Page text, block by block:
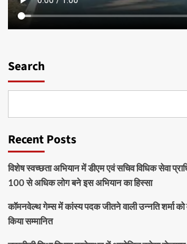
Search
Recent Posts
विशेष स्वच्छता अभियान में डीएम एवं सचिव विधिक सेवा
100 से अधिक लोग बने इस अभियान का हिस्सा
कॉमनवेल्थ गेम्स में कांस्य पदक जीतने वाली उन्नति शर्मा
किया सम्मानित